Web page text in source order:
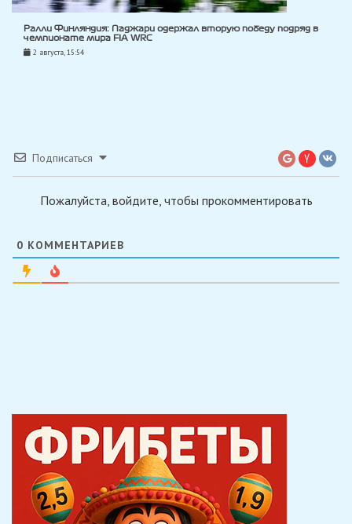
Ралли Финляндия: Паджари одержал вторую победу подряд в
чемпионате мира FIA WRC
2 августа, 15:54
Подписаться
Пожалуйста, войдите, чтобы прокомментировать
0 КОММЕНТАРИЕВ